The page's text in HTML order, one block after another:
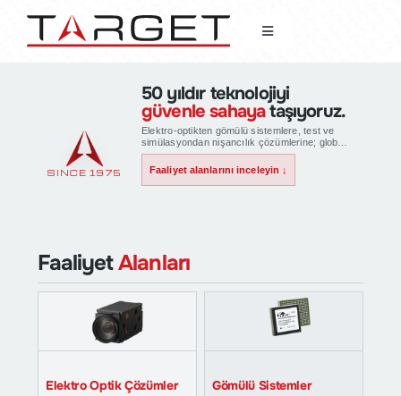
Toggle
Haberler
Faaliyet Alanları
SINCE 1975
50 yıldır teknolojiyi
güvenle sahayataşıyoruz.
Elektro-optikten gömülü sistemlere, test ve
simülasyondan nişancılık çözümlerine; global
teknoloji ortaklarımızın yetkinliklerini yerel
mühendislik ve saha deneyimiyle
buluşturuyoruz.
Faaliyet alanlarını inceleyin ↓
FaaliyetAlanları
Elektro Optik Çözümler Gömülü Sistemler